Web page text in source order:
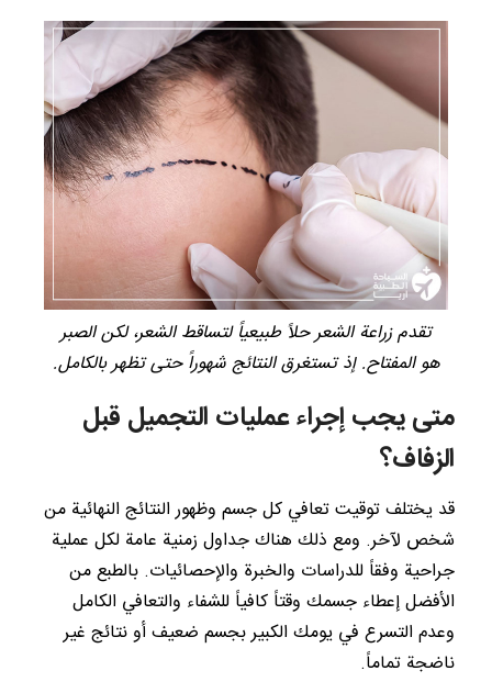
تقدم زراعة الشعر حلاً طبيعياً لتساقط الشعر، لكن الصبر
هو المفتاح. إذ تستغرق النتائج شهوراً حتى تظهر بالكامل.
متى يجب إجراء عمليات التجميل قبل
الزفاف؟
قد يختلف توقيت تعافي كل جسم وظهور النتائج النهائية من
شخص لآخر. ومع ذلك هناك جداول زمنية عامة لكل عملية
جراحية وفقاً للدراسات والخبرة والإحصائيات. بالطبع من
الأفضل إعطاء جسمك وقتاً كافياً للشفاء والتعافي الكامل
وعدم التسرع في يومك الكبير بجسم ضعيف أو نتائج غير
ناضجة تماماً.